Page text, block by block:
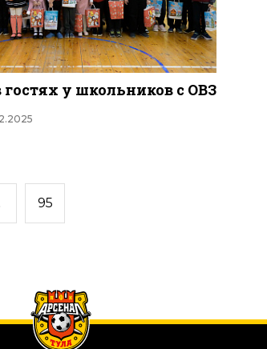
у школьников с ОВЗ
95